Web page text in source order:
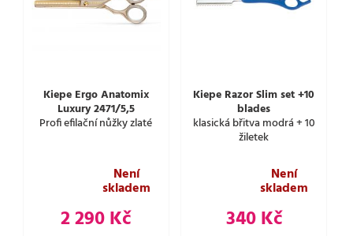
Kiepe Ergo Anatomix
Luxury 2471/5,5
Profi efilační nůžky zlaté
Není
skladem
2 290 Kč
Kiepe Razor Slim set +10
blades
klasická břitva modrá + 10
žiletek
Není
skladem
340 Kč